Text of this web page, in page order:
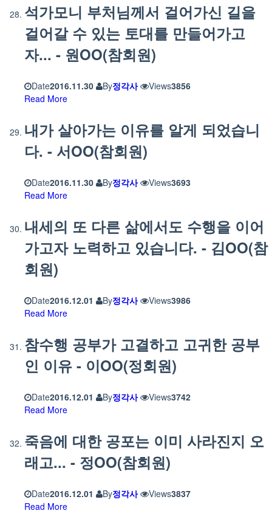
석가모니 부처님께서 걸어가신 길을
걸어갈 수 있는 토대를 만들어가고
자... - 원OO(참회원)
Date2016.11.30 By정각사 Views3856
Read More
내가 살아가는 이유를 알게 되었습니
다. - 서OO(참회원)
Date2016.11.30 By정각사 Views3693
Read More
내세의 또 다른 삶에서도 수행을 이어
가고자 노력하고 있습니다. - 김OO(참
회원)
Date2016.12.01 By정각사 Views3986
Read More
참수행 공부가 고결하고 고귀한 공부
인 이유 - 이OO(정회원)
Date2016.12.01 By정각사 Views3742
Read More
죽음에 대한 공포는 이미 사라진지 오
래고... - 정OO(참회원)
Date2016.12.01 By정각사 Views3837
Read More